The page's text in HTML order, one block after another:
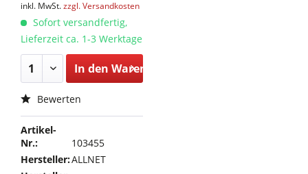
inkl. MwSt.zzgl. Versandkosten
Sofort versandfertig,
Lieferzeit ca. 1-3 Werktage
In den Warenkorb
Bewerten
Artikel-
Nr.:
103455
Hersteller:ALLNET